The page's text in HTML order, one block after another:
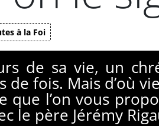
à la Foi
de sa vie, un
de fois. Mais d’où
que l’on vous
le père Jérémy